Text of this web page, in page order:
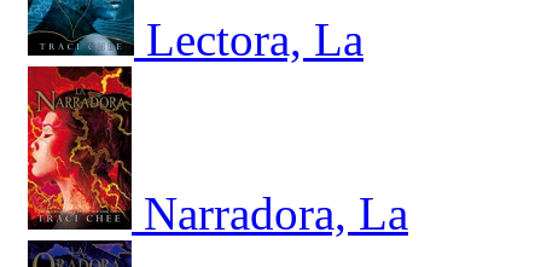
Lectora, La
Narradora, La